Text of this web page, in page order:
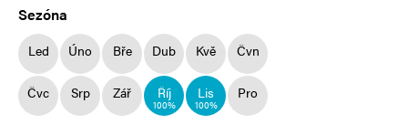
Sezóna
Led Úno Bře Dub Kvě Čvn
Čvc Srp Zář Říj
100%
Lis
100%
Pro